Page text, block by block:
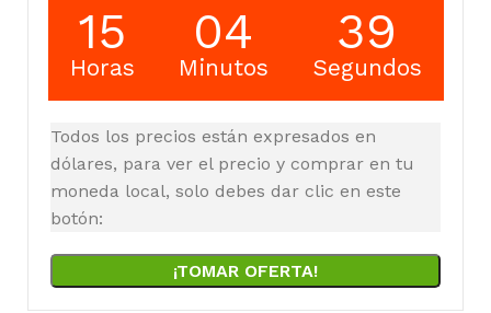
15
Horas
04
Minutos
38
Segundos
Todos los precios están expresados en
dólares, para ver el precio y comprar en tu
moneda local, solo debes dar clic en este
botón:
¡TOMAR OFERTA!